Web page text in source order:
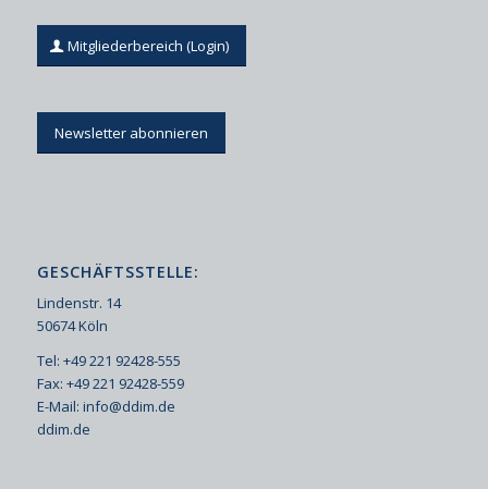
Mitgliederbereich (Login)
Newsletter abonnieren
GESCHÄFTSSTELLE:
Lindenstr. 14
50674 Köln
Tel: +49 221 92428-555
Fax: +49 221 92428-559
E-Mail: info@ddim.de
ddim.de